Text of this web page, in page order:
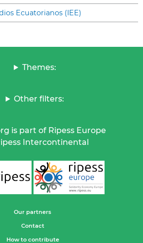
Ecuatorianos (IEE)
Themes:
Other filters:
is part of Ripess Europe
Intercontinental
Our partners
Contact
How to contribute